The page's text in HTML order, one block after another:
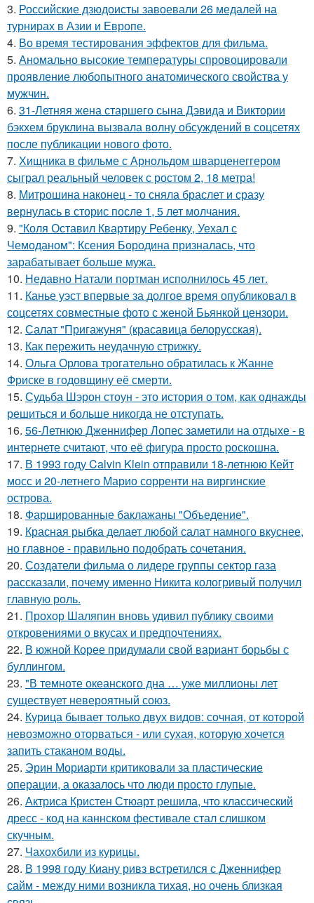
3. Российские дзюдоисты завоевали 26 медалей на
турнирах в Азии и Европе.
4. Во время тестирования эффектов для фильма.
5. Аномально высокие температуры спровоцировали
проявление любопытного анатомического свойства у
мужчин.
6. 31-Летняя жена старшего сына Дэвида и Виктории
бэкхем бруклина вызвала волну обсуждений в соцсетях
после публикации нового фото.
7. Хищника в фильме с Арнольдом шварценеггером
сыграл реальный человек с ростом 2, 18 метра!
8. Митрошина наконец - то сняла браслет и сразу
вернулась в сторис после 1, 5 лет молчания.
9. "Коля Оставил Квартиру Ребенку, Уехал с
Чемоданом": Ксения Бородина призналась, что
зарабатывает больше мужа.
10. Недавно Натали портман исполнилось 45 лет.
11. Канье уэст впервые за долгое время опубликовал в
соцсетях совместные фото с женой Бьянкой цензори.
12. Салат "Пригажуня" (красавица белорусская).
13. Как пережить неудачную стрижку.
14. Ольга Орлова трогательно обратилась к Жанне
Фриске в годовщину её смерти.
15. Судьба Шэрон стоун - это история о том, как однажды
решиться и больше никогда не отступать.
16. 56-Летнюю Дженнифер Лопес заметили на отдыхе - в
интернете считают, что её фигура просто роскошна.
17. В 1993 году Calvin Klein отправили 18-летнюю Кейт
мосс и 20-летнего Марио сорренти на виргинские
острова.
18. Фаршированные баклажаны "Объедение".
19. Красная рыбка делает любой салат намного вкуснее,
но главное - правильно подобрать сочетания.
20. Создатели фильма о лидере группы сектор газа
рассказали, почему именно Никита кологривый получил
главную роль.
21. Прохор Шаляпин вновь удивил публику своими
откровениями о вкусах и предпочтениях.
22. В южной Корее придумали свой вариант борьбы с
буллингом.
23. "В темноте океанского дна … уже миллионы лет
существует невероятный союз.
24. Курица бывает только двух видов: сочная, от которой
невозможно оторваться - или сухая, которую хочется
запить стаканом воды.
25. Эрин Мориарти критиковали за пластические
операции, а оказалось что люди просто глупые.
26. Актриса Кристен Стюарт решила, что классический
дресс - код на каннском фестивале стал слишком
скучным.
27. Чахохбили из курицы.
28. В 1998 году Киану ривз встретился с Дженнифер
сайм - между ними возникла тихая, но очень близкая